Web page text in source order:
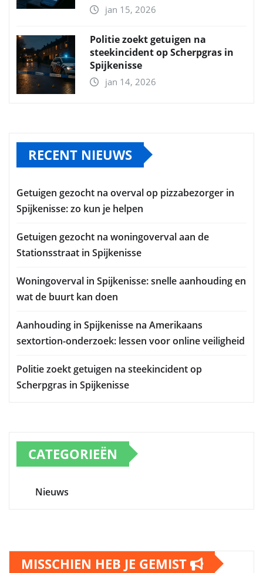
jan 15, 2026
Politie zoekt getuigen na
steekincident op Scherpgras in
Spijkenisse
jan 14, 2026
RECENT NIEUWS
Getuigen gezocht na overval op pizzabezorger in
Spijkenisse: zo kun je helpen
Getuigen gezocht na woningoverval aan de
Stationsstraat in Spijkenisse
Woningoverval in Spijkenisse: snelle aanhouding en
wat de buurt kan doen
Aanhouding in Spijkenisse na Amerikaans
sextortion-onderzoek: lessen voor online veiligheid
Politie zoekt getuigen na steekincident op
Scherpgras in Spijkenisse
CATEGORIEËN
Nieuws
MISSCHIEN HEB JE GEMIST